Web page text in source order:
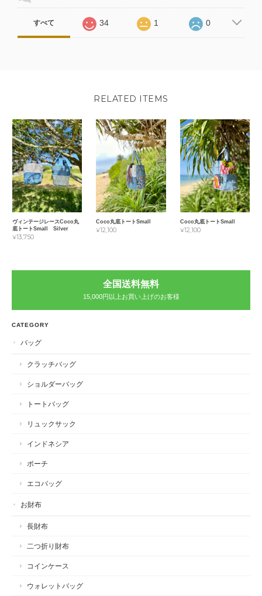
すべて 34 1 0
RELATED ITEMS
ヴィンテージレースCoco丸
底トートSmall Silver
¥13,750
Coco丸底トートSmall
¥12,100
Coco丸底トートSmall
¥12,100
全国送料無料
15,000円以上お買い上げのお客様
CATEGORY
バッグ
クラッチバッグ
ショルダーバッグ
トートバッグ
リュックサック
インドネシア
ポーチ
エコバッグ
お財布
長財布
二つ折り財布
コインケース
ウォレットバッグ